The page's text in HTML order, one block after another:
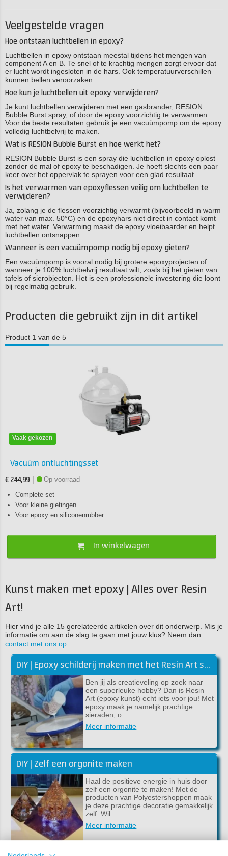
Veelgestelde vragen
Hoe ontstaan luchtbellen in epoxy?
Luchtbellen in epoxy ontstaan meestal tijdens het mengen van
component A en B. Te snel of te krachtig mengen zorgt ervoor dat
er lucht wordt ingesloten in de hars. Ook temperatuurverschillen
kunnen bellen veroorzaken.
Hoe kun je luchtbellen uit epoxy verwijderen?
Je kunt luchtbellen verwijderen met een gasbrander, RESION
Bubble Burst spray, of door de epoxy voorzichtig te verwarmen.
Voor de beste resultaten gebruik je een vacuümpomp om de epoxy
volledig luchtbelvrij te maken.
Wat is RESION Bubble Burst en hoe werkt het?
RESION Bubble Burst is een spray die luchtbellen in epoxy oplost
zonder de mal of epoxy te beschadigen. Je hoeft slechts een paar
keer over het oppervlak te sprayen voor een glad resultaat.
Is het verwarmen van epoxyflessen veilig om luchtbellen te
verwijderen?
Ja, zolang je de flessen voorzichtig verwarmt (bijvoorbeeld in warm
water van max. 50°C) en de epoxyhars niet direct in contact komt
met het water. Verwarming maakt de epoxy vloeibaarder en helpt
luchtbellen ontsnappen.
Wanneer is een vacuümpomp nodig bij epoxy gieten?
Een vacuümpomp is vooral nodig bij grotere epoxyprojecten of
wanneer je 100% luchtbelvrij resultaat wilt, zoals bij het gieten van
tafels of sierobjecten. Het is een professionele investering die loont
bij regelmatig gebruik.
Producten die gebruikt zijn in dit artikel
Product 1 van de 5
Vaak gekozen
Vacuüm ontluchtingsset
€ 244,99
Op voorraad
Complete set
Voor kleine gietingen
Voor epoxy en siliconenrubber
In winkelwagen
Kunst maken met epoxy | Alles over Resin
Art!
Hier vind je alle 15 gerelateerde artikelen over dit onderwerp. Mis je
informatie om aan de slag te gaan met jouw klus? Neem dan
contact met ons op
DIY | Epoxy schilderij maken met het Resin Art starterspakket
Ben jij als creatieveling op zoek naar
een superleuke hobby? Dan is Resin
Art (epoxy kunst) echt iets voor jou! Met
epoxy maak je namelijk prachtige
sieraden, o…
Meer informatie
DIY | Zelf een orgonite maken
Haal de positieve energie in huis door
zelf een orgonite te maken! Met de
producten van Polyestershoppen maak
je deze prachtige decoratie gemakkelijk
zelf. Wil…
Meer informatie